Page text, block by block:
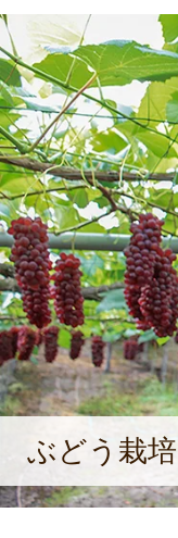
ぶどう栽